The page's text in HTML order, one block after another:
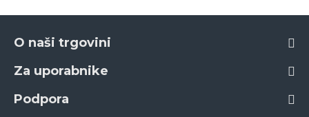
O naši trgovini
Za uporabnike
Podpora